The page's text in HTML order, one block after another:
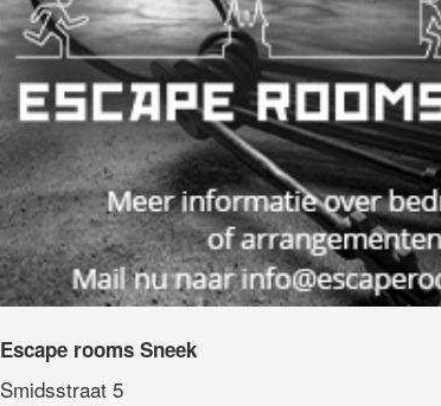
Escape rooms Sneek
Smidsstraat 5